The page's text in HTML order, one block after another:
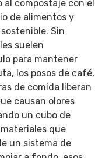
al compostaje con el
de alimentos y
Sin
suelen
para mantener
los posos de café,
de comida liberan
causan olores
un cubo de
que
un sistema de